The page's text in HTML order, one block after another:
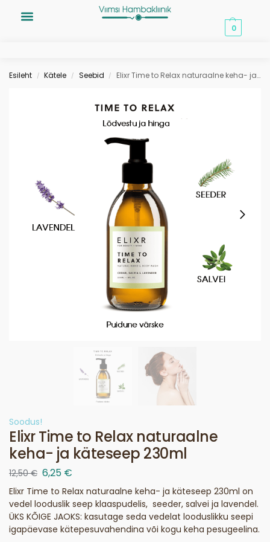
0
Esileht / Kätele / Seebid / Elixr Time to Relax naturaalne keha- ja käteseep 230ml
Soodus!
Elixr Time to Relax naturaalne
keha- ja käteseep 230ml
12,50€ 6,25 €
Elixr Time to Relax naturaalne keha- ja käteseep 230ml on
vedel looduslik seep klaaspudelis, seeder, salvei ja lavendel.
ÜKS KÕIGE JAOKS: kasutage seda vedelat looduslikku seepi
igapäevase kätepesuvahendina või kogu keha pesugeelina.